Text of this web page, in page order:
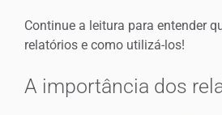
Continue a leitura para entender
relatórios e como utilizá-los!
A importância dos